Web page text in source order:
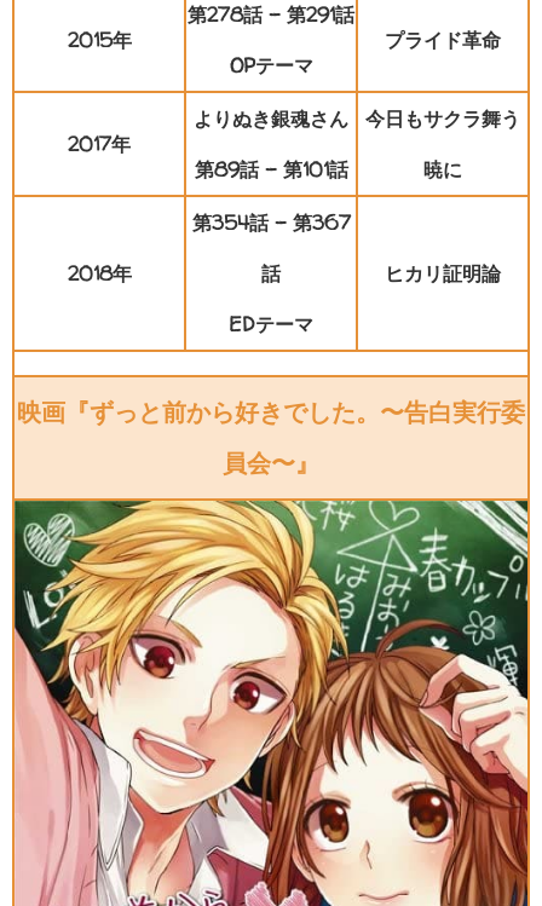
2015年
第278話 - 第291話
OPテーマ
プライド革命
2017年
よりぬき銀魂さん
第89話 - 第101話
今日もサクラ舞う
暁に
2018年
第354話 - 第367
話
EDテーマ
ヒカリ証明論
映画『ずっと前から好きでした。〜告白実行委
員会〜』